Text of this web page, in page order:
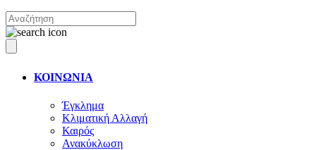
ΚΟΙΝΩΝΙΑ
Έγκλημα
Κλιματική Αλλαγή
Καιρός
Ανακύκλωση